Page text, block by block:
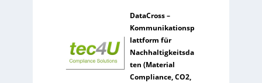
DataCross –
Kommunikationsp
lattform für
Nachhaltigkeitsda
ten (Material
Compliance, CO2,